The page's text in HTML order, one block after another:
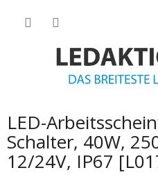
LED-
Schalter, 40W,
12/24V, IP67